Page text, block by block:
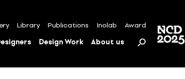
Library Publications Inolab Award
Design Work About us